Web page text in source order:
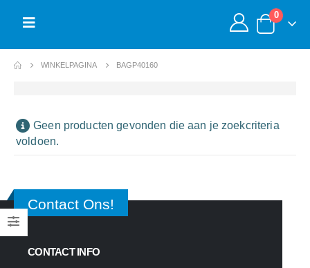
0
WINKELPAGINA BAGP40160
Geen producten gevonden die aan je zoekcriteria
voldoen.
Contact Ons!
CONTACT INFO